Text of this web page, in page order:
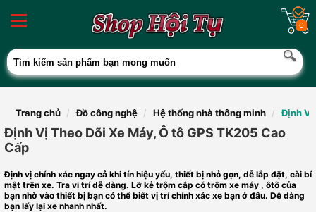
0
Trang chủ Đồ công nghệ Hệ thống nhà thông minh Định Vị
Định Vị Theo Dõi Xe Máy, Ô tô GPS TK205 Cao
Cấp
Định vị chính xác ngay cả khi tín hiệu yếu, thiết bị nhỏ gọn, dễ lắp đặt, cài bí
mật trên xe. Tra vị trí dễ dàng. Lỡ kẻ trộm cắp có trộm xe máy , ôtô của
bạn nhờ vào thiết bị bạn có thể biết vị trí chính xác xe bạn ở đâu. Dễ dàng
bạn lấy lại xe nhanh nhất.